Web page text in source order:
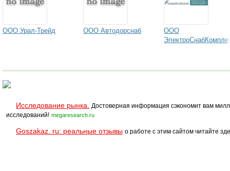
ООО Урал-Трейд ООО Автодорснаб
ООО
Исследование рынка.
Достоверная информация сэкономит вам
исследований! megaresearch.ru
Goszakaz. ru: реальные отзывы о работе с этим сайтом читайте